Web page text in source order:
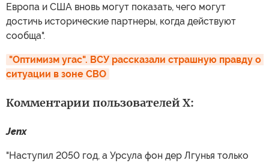
Европа и США вновь могут показать, чего могут
достичь исторические партнеры, когда действуют
сообща".
"Оптимизм угас". ВСУ рассказали страшную правду о
ситуации в зоне СВО
Комментарии пользователей X:
Jenx
"Наступил 2050 год, а Урсула фон дер Лгунья только